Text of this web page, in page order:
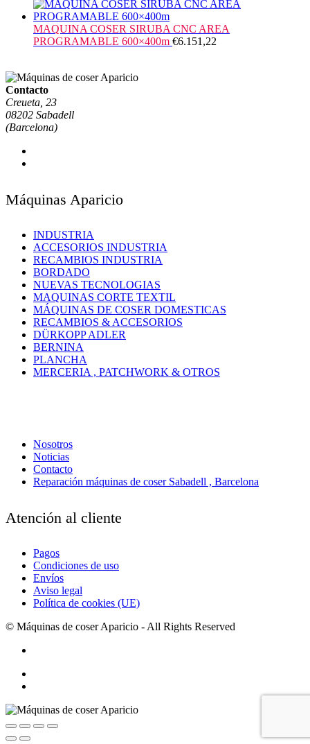
MAQUINA COSER SIRUBA CNC AREA
PROGRAMABLE 600×400m €6.151,22
Contacto
Creueta, 23
08202 Sabadell
(Barcelona)
Máquinas Aparicio
INDUSTRIA
ACCESORIOS INDUSTRIA
RECAMBIOS INDUSTRIA
BORDADO
NUEVAS TECNOLOGIAS
MAQUINAS CORTE TEXTIL
MÁQUINAS DE COSER DOMESTICAS
RECAMBIOS & ACCESORIOS
DÜRKOPP ADLER
BERNINA
PLANCHA
MERCERIA , PATCHWORK & OTROS
Nosotros
Noticias
Contacto
Reparación máquinas de coser Sabadell , Barcelona
Atención al cliente
Pagos
Condiciones de uso
Envíos
Aviso legal
Política de cookies (UE)
© Máquinas de coser Aparicio - All Rights Reserved